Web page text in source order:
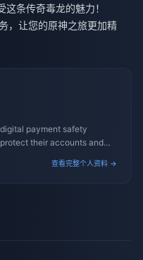
条传奇毒龙的魅力！
，让您的原神之旅更加精
payment safety
their accounts and
查看完整个人资料 →